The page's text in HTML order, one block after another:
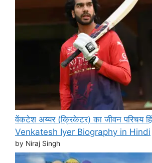
वेंकटेश अय्यर (क्रिकेटर) का जीवन परिचय
Venkatesh Iyer Biography in Hindi
by Niraj Singh